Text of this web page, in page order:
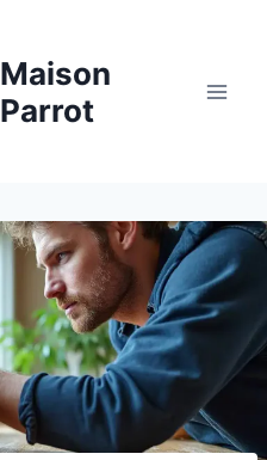
Maison
Parrot